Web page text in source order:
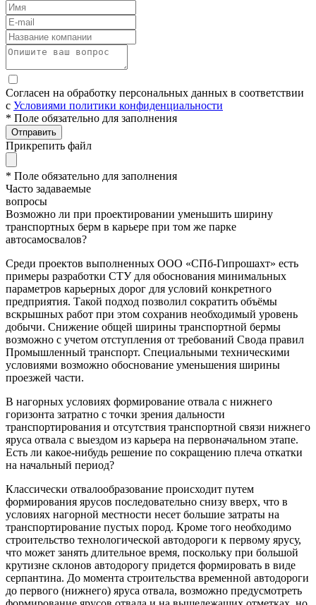
Согласен на обработку персональных данных в соответствии
с Условиями политики конфиденциальности
* Поле обязательно для заполнения
Отправить
Прикрепить файл
* Поле обязательно для заполнения
Часто задаваемые
вопросы
Возможно ли при проектировании уменьшить ширину
транспортных берм в карьере при том же парке
автосамосвалов?
Среди проектов выполненных ООО «СПб-Гипрошахт» есть
примеры разработки СТУ для обоснования минимальных
параметров карьерных дорог для условий конкретного
предприятия. Такой подход позволил сократить объёмы
вскрышных работ при этом сохранив необходимый уровень
добычи. Снижение общей ширины транспортной бермы
возможно с учетом отступления от требований Свода правил
Промышленный транспорт. Специальными техническими
условиями возможно обоснование уменьшения ширины
проезжей части.
В нагорных условиях формирование отвала с нижнего
горизонта затратно с точки зрения дальности
транспортирования и отсутствия транспортной связи нижнего
яруса отвала с выездом из карьера на первоначальном этапе.
Есть ли какое-нибудь решение по сокращению плеча откатки
на начальный период?
Классически отвалообразование происходит путем
формирования ярусов последовательно снизу вверх, что в
условиях нагорной местности несет большие затраты на
транспортирование пустых пород. Кроме того необходимо
строительство технологической автодороги к первому ярусу,
что может занять длительное время, поскольку при большой
крутизне склонов автодорогу придется формировать в виде
серпантина. До момента строительства временной автодороги
до первого (нижнего) яруса отвала, возможно предусмотреть